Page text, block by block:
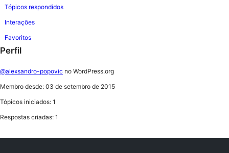
Tópicos respondidos
Interações
Favoritos
Perfil
@alexsandro-popovic no WordPress.org
Membro desde: 03 de setembro de 2015
Tópicos iniciados: 1
Respostas criadas: 1